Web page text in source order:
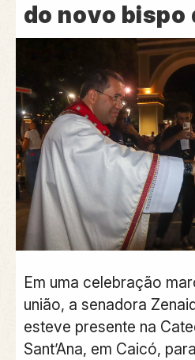
do novo bispo
Em uma celebração
união, a senadora
esteve presente na
Sant’Ana, em Caicó,